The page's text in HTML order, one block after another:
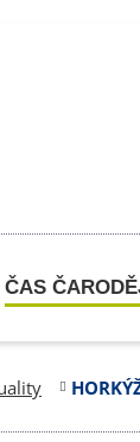
ČAS